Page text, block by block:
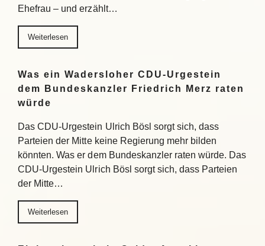
Ehefrau – und erzählt…
Weiterlesen
Was ein Wadersloher CDU-Urgestein
dem Bundeskanzler Friedrich Merz raten
würde
Das CDU-Urgestein Ulrich Bösl sorgt sich, dass
Parteien der Mitte keine Regierung mehr bilden
könnten. Was er dem Bundeskanzler raten würde. Das
CDU-Urgestein Ulrich Bösl sorgt sich, dass Parteien
der Mitte…
Weiterlesen